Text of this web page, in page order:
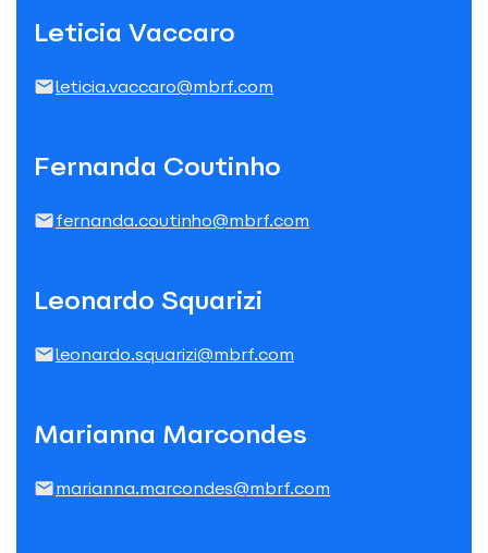
Leticia Vaccaro
leticia.vaccaro@mbrf.com
Fernanda Coutinho
fernanda.coutinho@mbrf.com
Leonardo Squarizi
leonardo.squarizi@mbrf.com
Marianna Marcondes
marianna.marcondes@mbrf.com